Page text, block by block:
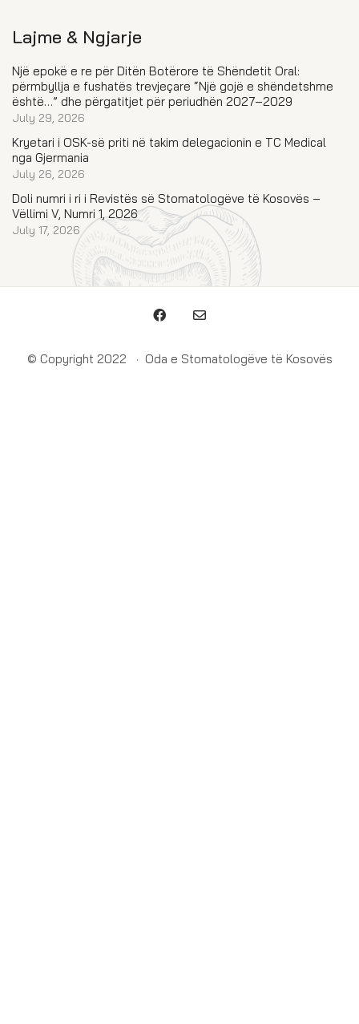
Lajme & Ngjarje
Një epokë e re për Ditën Botërore të Shëndetit Oral:
përmbyllja e fushatës trevjeçare “Një gojë e shëndetshme
është…” dhe përgatitjet për periudhën 2027–2029
July 29, 2026
Kryetari i OSK-së priti në takim delegacionin e TC Medical
nga Gjermania
July 26, 2026
Doli numri i ri i Revistës së Stomatologëve të Kosovës –
Vëllimi V, Numri 1, 2026
July 17, 2026
© Copyright 2022 · Oda e Stomatologëve të Kosovës